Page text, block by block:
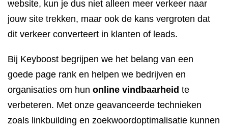
website, kun je dus niet alleen meer verkeer naar
jouw site trekken, maar ook de kans vergroten dat
dit verkeer converteert in klanten of leads.
Bij Keyboost begrijpen we het belang van een
goede page rank en helpen we bedrijven en
organisaties om hun online vindbaarheid te
verbeteren. Met onze geavanceerde technieken
zoals linkbuilding en zoekwoordoptimalisatie kunnen